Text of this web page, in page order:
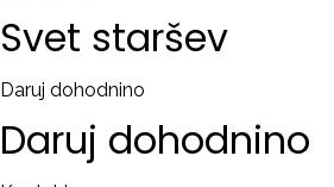
Svet staršev
Daruj dohodnino
Daruj dohodnino